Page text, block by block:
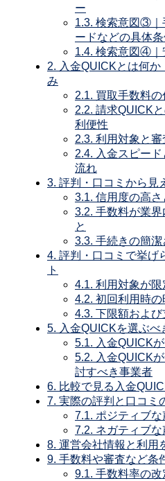
ー
1.3. 検索意図③｜
ードなどの具体
1.4. 検索意図④｜
2. 入金QUICKとは何
み
2.1. 買取手数料
2.2. 請求QUICK
利便性
2.3. 利用対象と
2.4. 入金スピー
流れ
3. 評判・口コミから見
3.1. 信用度の高
3.2. 手数料が業界
と
3.3. 手続きの簡
4. 評判・口コミで挙げ
ト
4.1. 利用対象が
4.2. 初回利用時の
4.3. 下限額およ
5. 入金QUICKを選ぶべ
5.1. 入金QUICK
5.2. 入金QUICK
討すべき事業者
6. 比較で見る入金
7. 実際の評判と口コミ
7.1. ポジティブな
7.2. ネガティブな
8. 運営会社情報と利用
9. 手数料や審査など条
9.1. 手数料率の